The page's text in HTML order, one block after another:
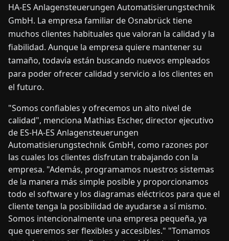
CONTÁCTENOS
HA-ES Anlagensteuerungen Automatisierungstechnik
GmbH. La empresa familiar de Osnabrück tiene
muchos clientes habituales que valoran la calidad y la
fiabilidad. Aunque la empresa quiere mantener su
tamaño, todavía están buscando nuevos empleados
para poder ofrecer calidad y servicio a los clientes en
el futuro.
"Somos confiables y ofrecemos un alto nivel de
calidad", menciona Mathias Escher, director ejecutivo
de ES-HA-ES Anlagensteuerungen
Automatisierungstechnik GmbH, como razones por
las cuales los clientes disfrutan trabajando con la
empresa. "Además, programamos nuestros sistemas
de la manera más simple posible y proporcionamos
todo el software y los diagramas eléctricos para que el
cliente tenga la posibilidad de ayudarse a sí mismo.
Somos intencionalmente una empresa pequeña, ya
que queremos ser flexibles y accesibles." "Tomamos